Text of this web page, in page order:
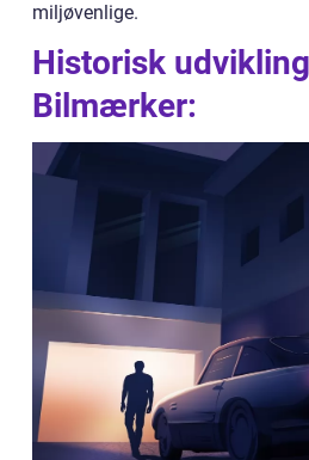
miljøvenlige.
Historisk
Bilmærker: